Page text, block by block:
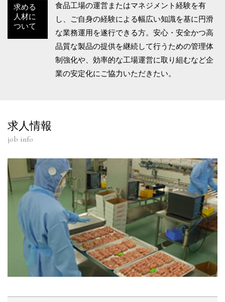
求める
人材に
ついて
食品工場の運営またはマネジメント経験を有
し、ご自身の経験による幅広い知識を基に円滑
な業務運用を遂行できる方。安心・安全かつ高
品質な製品の提供を継続して行うための管理体
制強化や、効率的な工場運営に取り組むなど企
業の安定化にご協力いただきたい。
求人情報
job info